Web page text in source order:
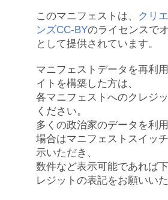
このマニフェストは、
クリ
ンズCC-BYのライセンスで
として提供されています。
マニフェストデータを再利
イトを構築した方は、
各マニフェストへのクレジ
ください。
多くの政治家のデータを利
場合はマニフェストスイッ
示いただき、
数件など表示可能であれば
レジットの表記をお願いいた